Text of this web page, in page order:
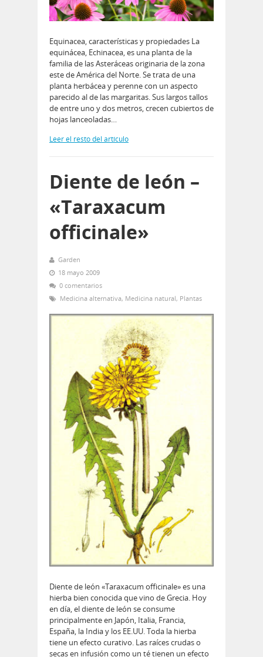
Equinacea, características y propiedades La
equinácea, Echinacea, es una planta de la
familia de las Asteráceas originaria de la zona
este de América del Norte. Se trata de una
planta herbácea y perenne con un aspecto
parecido al de las margaritas. Sus largos tallos
de entre uno y dos metros, crecen cubiertos de
hojas lanceoladas…
Leer el resto del artículo
Diente de león –
«Taraxacum
officinale»
Garden
18 mayo 2009
0 comentarios
Medicina alternativa, Medicina natural, Plantas
Diente de león «Taraxacum officinale» es una
hierba bien conocida que vino de Grecia. Hoy
en día, el diente de león se consume
principalmente en Japón, Italia, Francia,
España, la India y los EE.UU. Toda la hierba
tiene un efecto curativo. Las raíces crudas o
secas en infusión como un té tienen un efecto